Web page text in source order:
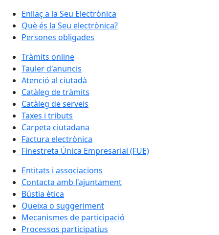
Enllaç a la Seu Electrònica
Què és la Seu electrònica?
Persones obligades
Tràmits online
Tauler d'anuncis
Atenció al ciutadà
Catàleg de tràmits
Catàleg de serveis
Taxes i tributs
Carpeta ciutadana
Factura electrònica
Finestreta Única Empresarial (FUE)
Entitats i associacions
Contacta amb l'ajuntament
Bústia ètica
Queixa o suggeriment
Mecanismes de participació
Processos participatius